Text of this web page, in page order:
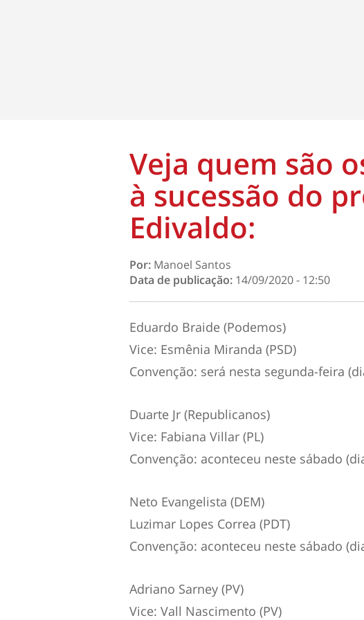
Veja quem são
à sucessão do
Edivaldo:
Por: Manoel Santos
Data de publicação: 14/09/2020 - 12:50
Eduardo Braide (Podemos)
Vice: Esmênia Miranda (PSD)
Convenção: será nesta segunda-feira
Duarte Jr (Republicanos)
Vice: Fabiana Villar (PL)
Convenção: aconteceu neste sábado
Neto Evangelista (DEM)
Luzimar Lopes Correa (PDT)
Convenção: aconteceu neste sábado
Adriano Sarney (PV)
Vice: Vall Nascimento (PV)